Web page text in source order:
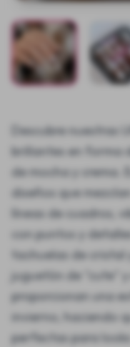
Descubre nuestras
brillantes en forma
de mocha y crema.
diseños que
líneas de cuadros,
con puntos y
tachuelas de
juguetón de "cute"
proporcionan una
invierno, haciendo
perfectas para